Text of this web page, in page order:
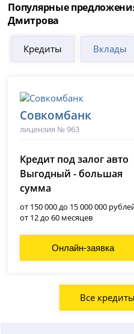
Популярные
Дмитрова
Кредиты Вклады
Совкомбанк
лицензия № 963
Кредит под залог авто
Выгодный - большая
сумма
от 150 000 до 15 000 000
от 12 до 60 месяцев
Онлайн-заявка
Все